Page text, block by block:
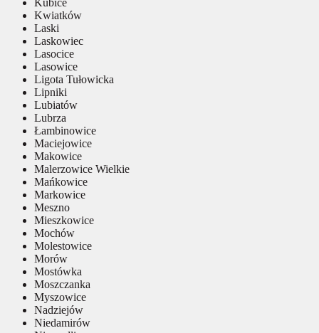
Kwiatków
Laski
Laskowiec
Lasocice
Lasowice
Ligota Tułowicka
Lipniki
Lubiatów
Lubrza
Łambinowice
Maciejowice
Makowice
Malerzowice Wielkie
Mańkowice
Markowice
Meszno
Mieszkowice
Mochów
Molestowice
Morów
Mostówka
Moszczanka
Myszowice
Nadziejów
Niedamirów